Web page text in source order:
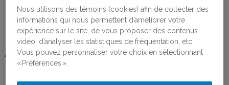
Sonia Alimi
Nous utilisons des témoins (cookies) afin de collecter des
informations qui nous permettent d’améliorer votre
expérience sur le site, de vous proposer des contenus
vidéo, d’analyser les statistiques de fréquentation, etc.
Vous pouvez personnaliser votre choix en sélectionnant
« Préférences ».